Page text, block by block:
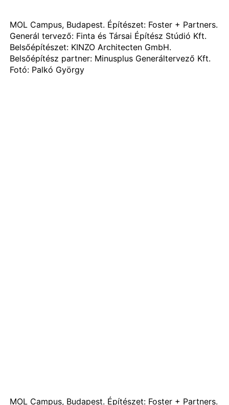
MOL Campus, Budapest. Építészet: Foster + Partners.
Generál tervező: Finta és Társai Építész Stúdió Kft.
Belsőépítészet: KINZO Architecten GmbH.
Belsőépítész partner: Minusplus Generáltervező Kft.
Fotó: Palkó György
MOL Campus, Budapest. Építészet: Foster + Partners.